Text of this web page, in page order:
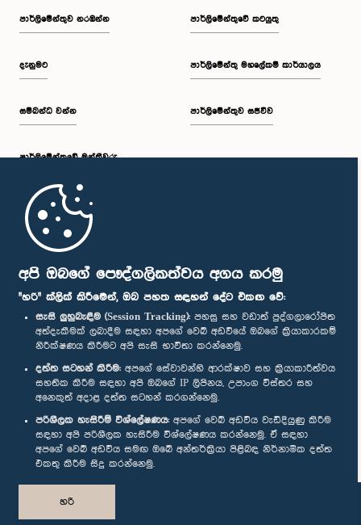
අපි ඔබගේ පෞද්ගලිකත්වය අගය කරමු
"හරි" ක්ලික් කිරීමෙන්, ඔබ පහත සඳහන් දේට එකඟ වේ:
සැසි ලුහුබැඳීම (Session Tracking): පහසු සහ වඩාත් පුද්ගලාරෝපිත
අත්දැකීමක් ලබාදීම සඳහා අපගේ වෙබ් අඩවියේ ඔබගේ ක්‍රියාකාරකම්
නිරීක්ෂණය කිරීමට අපි සැසි භාවිතා කරන්නෙමු.
දත්ත සටහන් කිරීම: අපගේ සේවාවන්හි ආරක්ෂාව සහ ක්‍රියාකාරීත්වය
සහතික කිරීම සඳහා අපි ඔබගේ IP ලිපිනය, උපාංග විස්තර සහ
අනෙකුත් අදාළ දත්ත සටහන් කරගන්නෙමු.
පරිශීලක හැසිරීම් විශ්ලේෂණය: අපගේ වෙබ් අඩවිය වැඩිදියුණු කිරීම
සඳහා අපි පරිශීලක හැසිරීම විශ්ලේෂණය කරන්නෙමු. ඒ සඳහා
අපගේ වෙබ් අඩවිය සමඟ ඔබේ අන්තර්ක්‍රියා පිළිබඳ නිර්නාමික දත්ත
එකතු කිරීම සිදු කරන්නෙමු.
හරි
පාර්ලි‌මේන්තුව නරඹන්න
දැනුමට
සම්බන්ධ වන්න
පාර්ලි‌මේන්තුවේ මන්ත්‍රීවරු
මුල් පිටුව
පාර්ලිමේන්තුවේ කටයුතු
පාර්ලිමේන්තු මහලේකම් කාර්යාලය
පාර්ලිමේන්තුව සජීවීව
පාර්ලිමේන්තු ජංගම යෙදුම
අප හා සම්බන්ධ වී සිටින්න :
සම්මාන
පෞද්ගලිකත්ව ප්‍රතිපත්තිය